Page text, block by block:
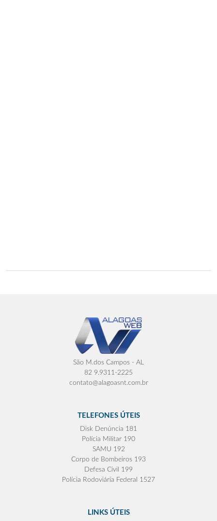
São M.dos Campos - AL
82 9.9311-2225
contato@alagoasnt.com.br
TELEFONES ÚTEIS
Disk Denúncia 181
Polícia Militar 190
SAMU 192
Corpo de Bombeiros 193
Defesa Civil 199
Polícia Rodoviária Federal 1527
LINKS ÚTEIS